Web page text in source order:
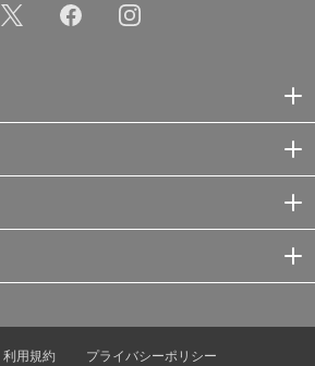
利用規約 プライバシーポリシー